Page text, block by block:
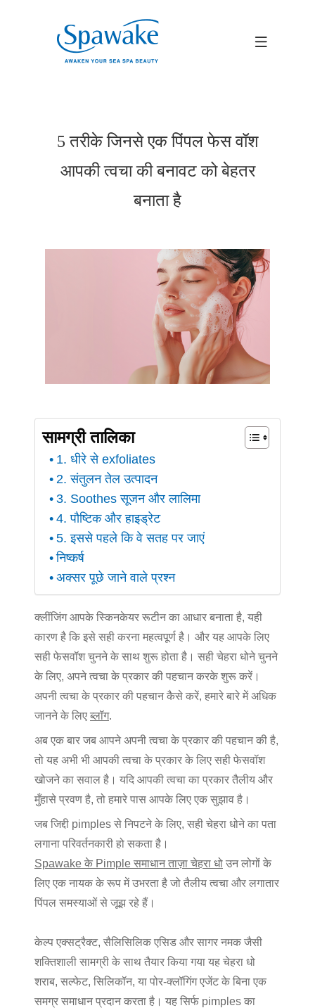
5 तरीके जिनसे एक पिंपल फेस वॉश
आपकी त्वचा की बनावट को बेहतर
बनाता है
सामग्री तालिका
1. धीरे से exfoliates
2. संतुलन तेल उत्पादन
3. Soothes सूजन और लालिमा
4. पौष्टिक और हाइड्रेट
5. इससे पहले कि वे सतह पर जाएं
निष्कर्ष
अक्सर पूछे जाने वाले प्रश्न
क्लींजिंग आपके स्किनकेयर रूटीन का आधार बनाता है, यही
कारण है कि इसे सही करना महत्वपूर्ण है। और यह आपके लिए
सही फेसवॉश चुनने के साथ शुरू होता है। सही चेहरा धोने चुनने
के लिए, अपने त्वचा के प्रकार की पहचान करके शुरू करें।
अपनी त्वचा के प्रकार की पहचान कैसे करें, हमारे बारे में अधिक
जानने के लिए ब्लॉग.
अब एक बार जब आपने अपनी त्वचा के प्रकार की पहचान की है,
तो यह अभी भी आपकी त्वचा के प्रकार के लिए सही फेसवॉश
खोजने का सवाल है। यदि आपकी त्वचा का प्रकार तैलीय और
मुँहासे प्रवण है, तो हमारे पास आपके लिए एक सुझाव है।
जब जिद्दी pimples से निपटने के लिए, सही चेहरा धोने का पता
लगाना परिवर्तनकारी हो सकता है।
Spawake के Pimple समाधान ताज़ा चेहरा धो उन लोगों के
लिए एक नायक के रूप में उभरता है जो तैलीय त्वचा और लगातार
पिंपल समस्याओं से जूझ रहे हैं।
केल्प एक्सट्रैक्ट, सैलिसिलिक एसिड और सागर नमक जैसी
शक्तिशाली सामग्री के साथ तैयार किया गया यह चेहरा धो
शराब, सल्फेट, सिलिकॉन, या पोर-क्लॉगिंग एजेंट के बिना एक
समग्र समाधान प्रदान करता है। यह सिर्फ pimples का